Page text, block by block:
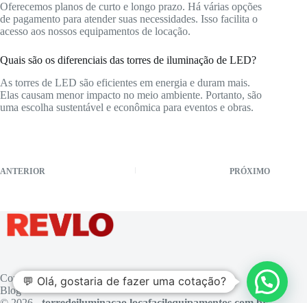
Oferecemos planos de curto e longo prazo. Há várias opções
de pagamento para atender suas necessidades. Isso facilita o
acesso aos nossos equipamentos de locação.
Quais são os diferenciais das torres de iluminação de LED?
As torres de LED são eficientes em energia e duram mais.
Elas causam menor impacto no meio ambiente. Portanto, são
uma escolha sustentável e econômica para eventos e obras.
ANTERIOR PRÓXIMO
Contato
Blog
💬 Olá, gostaria de fazer uma cotação?